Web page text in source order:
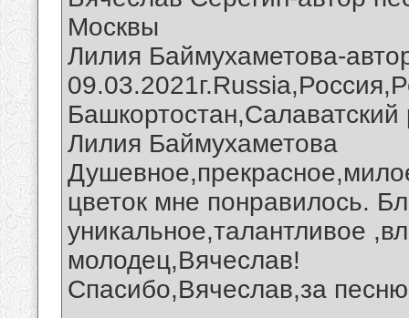
Москвы
Лилия Баймухаметова-
Лилия Баймухаметова
цветок мне понравилось.
уникальное,талантливое
молодец,Вячеслав!
Спасибо,Вячеслав,за